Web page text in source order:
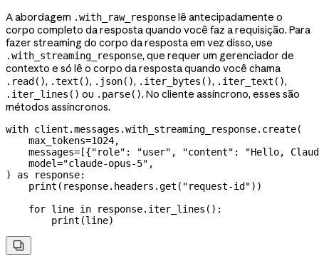
A abordagem .with_raw_responselê antecipadamente o
corpo completo da resposta quando você faz a requisição. Para
fazer streaming do corpo da resposta em vez disso, use
.with_streaming_response, que requer um gerenciador de
contexto e só lê o corpo da resposta quando você chama
.read(), .text(), .json(), .iter_bytes(), .iter_text(),
.iter_lines() ou .parse(). No cliente assíncrono, esses são
métodos assíncronos.
with client.messages.with_streaming_response.create(
    max_tokens
=1024,
    messages
= [{"role" : "user" , "content" :
"Hello,
    model
="claude-opus-5" ,
) as response:
    print
(response.headers.get( "request-id"))
    for
line in response.iter_lines():
        print
(line)
